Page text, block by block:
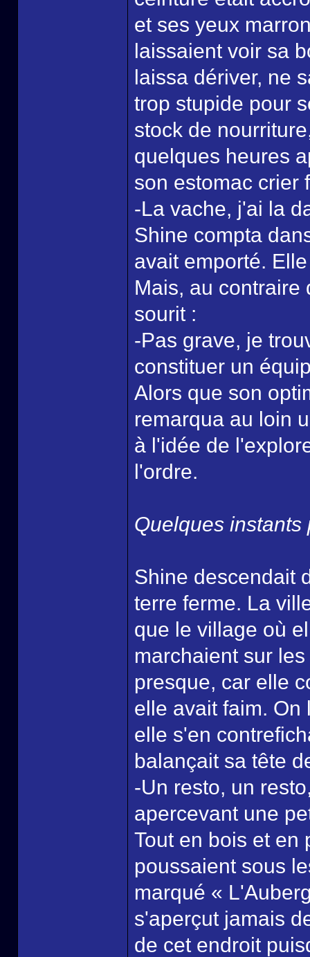
et ses yeux
laissaient voir sa
laissa dériver, ne
trop stupide pour
stock de
quelques heures
son estomac crier
-La vache, j'ai la
Shine compta
avait emporté.
Mais, au contraire
sourit :
-Pas grave, je
constituer un
Alors que son
remarqua au loin
à l'idée de
l'ordre.
Quelques instants
Shine descendait
terre ferme. La
que le village où
marchaient sur
presque, car elle
elle avait faim. On
elle s'en
balançait sa tête
-Un resto, un
apercevant une
Tout en bois et en
poussaient sous
marqué «
s'aperçut jamais
de cet endroit